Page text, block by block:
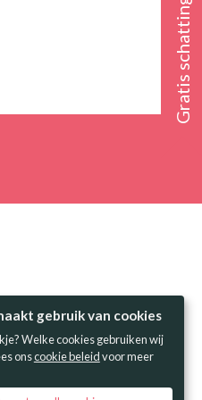
gebruik van cookies
Welke cookies gebruiken wij
onscookie beleidvoor meer
Gratis schatting